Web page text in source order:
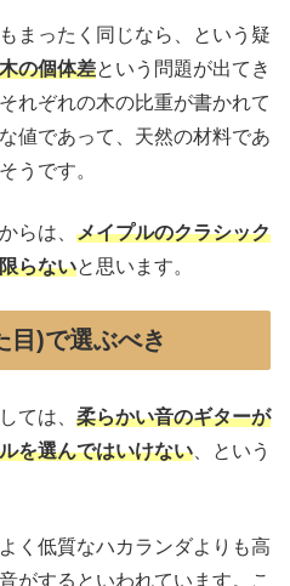
まったく同じなら、という疑
木の個体差という問題が出てき
れぞれの木の比重が書かれて
値であって、天然の材料であ
うです。
らは、 メイプルのクラシック
らないと思います。
目)で選ぶべき
ては、 柔らかい音のギターが
を選んではいけない 、という
く低質なハカランダよりも高
がするといわれています。こ